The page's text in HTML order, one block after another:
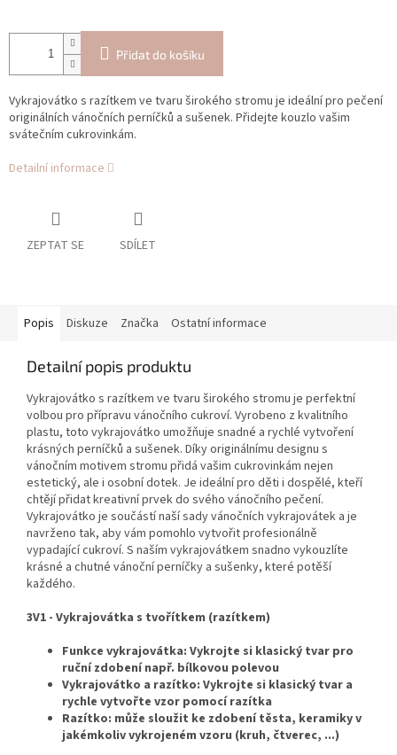
Přidat do košíku
Vykrajovátko s razítkem ve tvaru širokého stromu je ideální pro pečení
originálních vánočních perníčků a sušenek. Přidejte kouzlo vašim
svátečním cukrovinkám.
Detailní informace
ZEPTAT SE SDÍLET
Popis Diskuze Značka Ostatní informace
Detailní popis produktu
Vykrajovátko s razítkem ve tvaru širokého stromu je perfektní
volbou pro přípravu vánočního cukroví. Vyrobeno z kvalitního
plastu, toto vykrajovátko umožňuje snadné a rychlé vytvoření
krásných perníčků a sušenek. Díky originálnímu designu s
vánočním motivem stromu přidá vašim cukrovinkám nejen
estetický, ale i osobní dotek. Je ideální pro děti i dospělé, kteří
chtějí přidat kreativní prvek do svého vánočního pečení.
Vykrajovátko je součástí naší sady vánočních vykrajovátek a je
navrženo tak, aby vám pomohlo vytvořit profesionálně
vypadající cukroví. S naším vykrajovátkem snadno vykouzlíte
krásné a chutné vánoční perníčky a sušenky, které potěší
každého.
3V1 - Vykrajovátka s tvořítkem (razítkem)
Funkce vykrajovátka: Vykrojte si klasický tvar pro
ruční zdobení např. bílkovou polevou
Vykrajovátko a razítko: Vykrojte si klasický tvar a
rychle vytvořte vzor pomocí razítka
Razítko: může sloužit ke zdobení těsta, keramiky v
jakémkoliv vykrojeném vzoru (kruh, čtverec, ...)